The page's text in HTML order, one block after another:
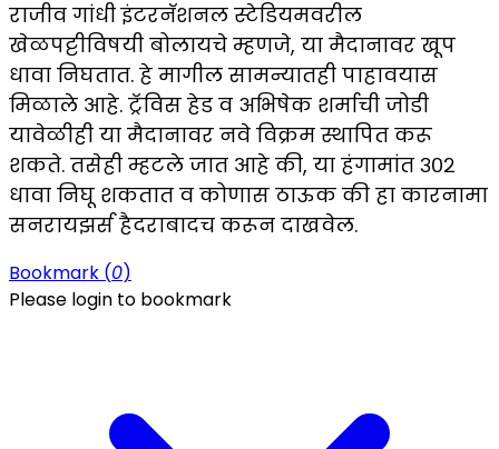
राजीव गांधी इंटरनॅशनल स्टेडियमवरील
खेळपट्टीविषयी बोलायचे म्हणजे, या मैदानावर खूप
धावा निघतात. हे मागील सामन्यातही पाहावयास
मिळाले आहे. ट्रॅविस हेड व अभिषेक शर्माची जोडी
यावेळीही या मैदानावर नवे विक्रम स्थापित करू
शकते. तसेही म्हटले जात आहे की, या हंगामांत ३०२
धावा निघू शकतात व कोणास ठाऊक की हा कारनामा
सनरायझर्स हैदराबादच करून दाखवेल.
Bookmark (0)
Please login to bookmark